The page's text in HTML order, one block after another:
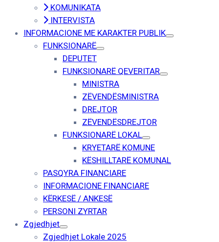
KOMUNIKATA
INTERVISTA
INFORMACIONE ME KARAKTER PUBLIK
FUNKSIONARË
DEPUTET
FUNKSIONARË QEVERITAR
MINISTRA
ZËVENDËSMINISTRA
DREJTOR
ZËVENDËSDREJTOR
FUNKSIONARË LOKAL
KRYETARË KOMUNE
KËSHILLTARË KOMUNAL
PASQYRA FINANCIARE
INFORMACIONE FINANCIARE
KËRKESË / ANKESË
PERSONI ZYRTAR
Zgjedhjet
Zgjedhjet Lokale 2025